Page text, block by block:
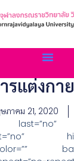
รแต่งกา
ภาคม 21, 2020